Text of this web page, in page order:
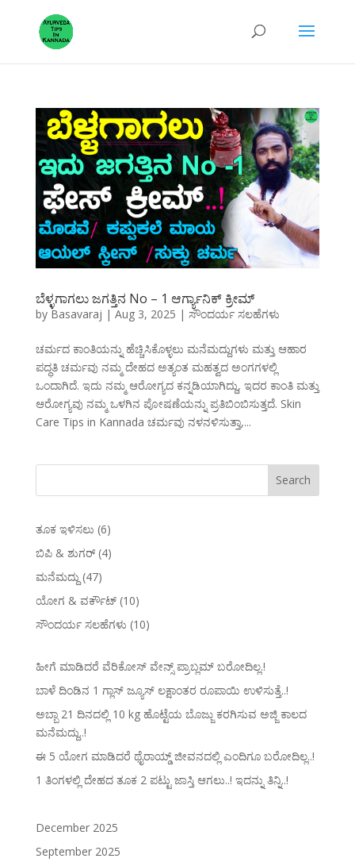
ಬೆಳ್ಳಗಾಗಲು ಜಗತ್ತಿನ No – 1 ಆರ್ಗ್ಯಾನಿಕ್ ಕ್ರೀಮ್
by Basavaraj | Aug 3, 2025 | ಸೌಂದರ್ಯ ಸಲಹೆಗಳು
ಚರ್ಮದ ಕಾಂತಿಯನ್ನು ಹೆಚ್ಚಿಸಿಕೊಳ್ಳಲು ಮನೆಮದ್ದುಗಳು ಮತ್ತು ಆಹಾರ
ಪದ್ಧತಿ ಚರ್ಮವು ನಮ್ಮ ದೇಹದ ಅತ್ಯಂತ ಮಹತ್ವದ ಅಂಗಗಳಲ್ಲಿ
ಒಂದಾಗಿದೆ. ಇದು ನಮ್ಮ ಆರೋಗ್ಯದ ಕನ್ನಡಿಯಾಗಿದ್ದು, ಇದರ ಕಾಂತಿ ಮತ್ತು
ಆರೋಗ್ಯವು ನಮ್ಮ ಒಳಗಿನ ಪೋಷಣೆಯನ್ನು ಪ್ರತಿಬಿಂಬಿಸುತ್ತದೆ. Skin
Care Tips in Kannada ಚರ್ಮವು ನಳನಳಿಸುತ್ತಾ,...
ತೂಕ ಇಳಿಸಲು (6)
ಬಿಪಿ & ಶುಗರ್(4)
ಮನೆಮದ್ದು (47)
ಯೋಗ & ವರ್ಕೌಟ್(10)
ಸೌಂದರ್ಯ ಸಲಹೆಗಳು (10)
ಹೀಗೆ ಮಾಡಿದರೆ ವೆರಿಕೋಸ್‌ ವೇನ್ಸ್‌ ಪ್ರಾಬ್ಲಮ್‌ ಬರೋದಿಲ್ಲ.!
ಬಾಳೆ ದಿಂಡಿನ 1 ಗ್ಲಾಸ್ ಜ್ಯೂಸ್ ಲಕ್ಷಾಂತರ ರೂಪಾಯಿ ಉಳಿಸುತ್ತೆ..!
ಅಬ್ಬಾ 21 ದಿನದಲ್ಲಿ 10 kg ಹೊಟ್ಟೆಯ ಬೊಜ್ಜು ಕರಗಿಸುವ ಅಜ್ಜಿ ಕಾಲದ
ಮನೆಮದ್ದು..!
ಈ 5 ಯೋಗ ಮಾಡಿದರೆ ಥೈರಾಯ್ಡ್‌ ಜೀವನದಲ್ಲಿ ಎಂದಿಗೂ ಬರೋದಿಲ್ಲ..!
1 ತಿಂಗಳಲ್ಲಿ ದೇಹದ ತೂಕ 2 ಪಟ್ಟು ಜಾಸ್ತಿ ಆಗಲು..! ಇದನ್ನು ತಿನ್ನಿ..!
December 2025
September 2025